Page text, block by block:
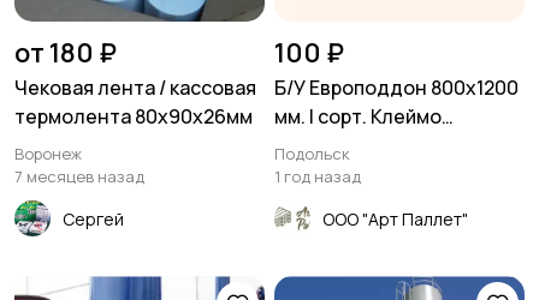
от 180 ₽
Чековая лента / кассовая
термолента 80х90х26мм
Воронеж
7 месяцев назад
Сергей
100 ₽
Б/У Европоддон 800х1200
мм. I сорт. Клеймо
EUR/EPAL
Подольск
1 год назад
ООО "Арт Паллет"